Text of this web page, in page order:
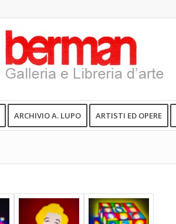
ARCHIVIO A. LUPO ARTISTI ED OPERE